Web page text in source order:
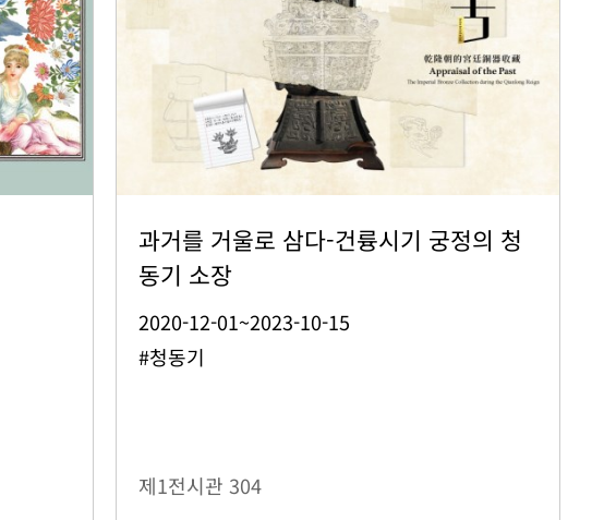
과거를 거울로 삼다-건륭시기 궁정의 청
동기 소장
2020-12-01~2023-10-15
#청동기
제1전시관 304